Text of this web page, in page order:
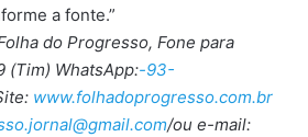
a fonte.”
do Progresso, Fone para
(Tim) WhatsApp:-93-
www.folhadoprogresso.com.br
/ou e-mail: